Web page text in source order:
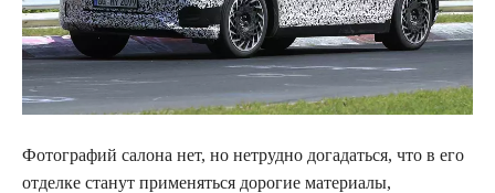
Фотографий салона нет, но нетрудно догадаться, что в его
отделке станут применяться дорогие материалы,